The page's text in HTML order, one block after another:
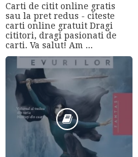
Carti de citit online gratis
sau la pret redus - citeste
carti online gratuit Dragi
cititori, dragi pasionati de
carti. Va salut! Am ...